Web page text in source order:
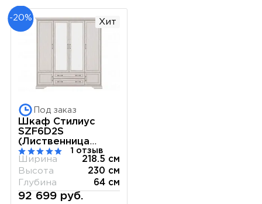
-20% Хит
Под заказ
Шкаф Стилиус
SZF6D2S
(Лиственница
сибирская)1 отзыв
Ширина
218.5 см
Высота
230 см
Глубина
64 см
92 699 руб.